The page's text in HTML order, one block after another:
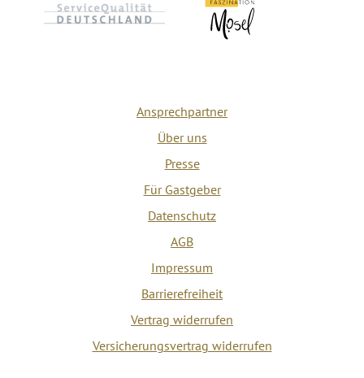
Ansprechpartner
Über uns
Presse
Für Gastgeber
Datenschutz
AGB
Impressum
Barrierefreiheit
Vertrag widerrufen
Versicherungsvertrag widerrufen